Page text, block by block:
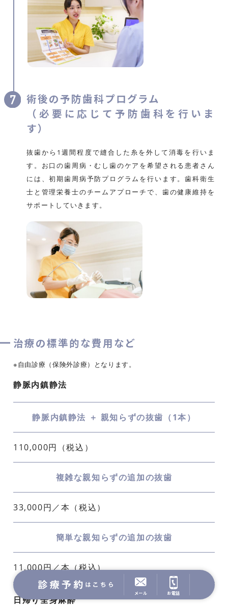
メール お電話
術後の予防歯科プログラム
（必要に応じて予防歯科を行いま
す）
抜歯から1週間程度で縫合した糸を外して消毒を行いま
す。お口の歯周病・むし歯のケアを希望される患者さん
には、初期歯周病予防プログラムを行います。歯科衛生
士と管理栄養士のチームアプローチで、歯の健康維持を
サポートしていきます。
治療の標準的な費用など
※自由診療（保険外診療）となります。
静脈内鎮静法
静脈内鎮静法 ＋ 親知らずの抜歯（1本）
110,000円（税込）
複雑な親知らずの追加の抜歯
33,000円／本（税込）
簡単な親知らずの追加の抜歯
11,000円／本（税込）
日帰り全身麻酔